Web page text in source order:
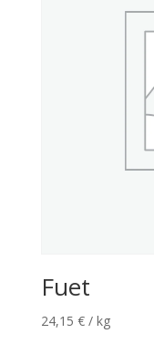
Fuet
24,15 € / kg